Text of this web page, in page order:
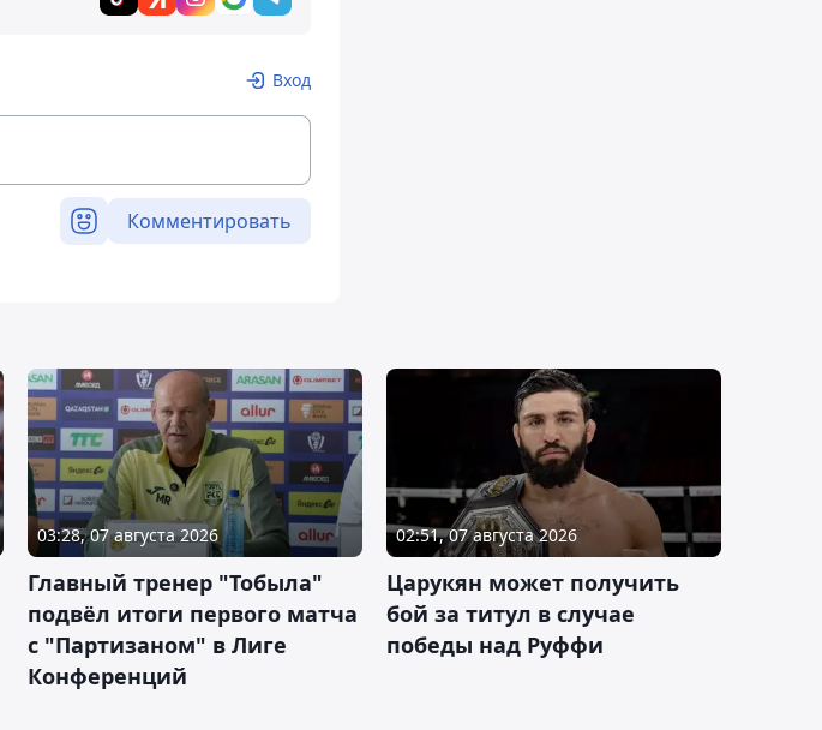
Вход
Комментировать
03:28, 07 августа 2026
Главный тренер "Тобыла"
подвёл итоги первого матча
с "Партизаном" в Лиге
Конференций
02:51, 07 августа 2026
Царукян может получить
бой за титул в случае
победы над Руффи